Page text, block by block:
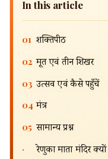
In this article
01 शक्तिपीठ
02 मूर्ति एवं तीन शिखर
03 उत्सव एवं कैसे पहुँचें
04 मंत्र
05 सामान्य प्रश्न
· रेणुका माता मंदिर क्यों